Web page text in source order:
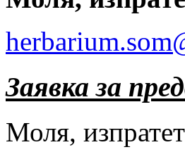
Заявка за
Моля,